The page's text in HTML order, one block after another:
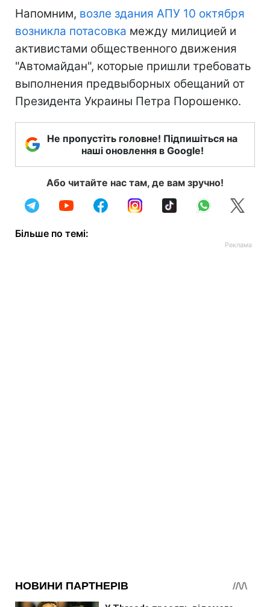
Напомним, возле здания АПУ 10 октября
возникла потасовка между милицией и
активистами общественного движения
"Автомайдан", которые пришли требовать
выполнения предвыборных обещаний от
Президента Украины Петра Порошенко.
Не пропустіть головне! Підпишіться на
наші оновлення в Google!
Або читайте нас там, де вам зручно!
Більше по темі: